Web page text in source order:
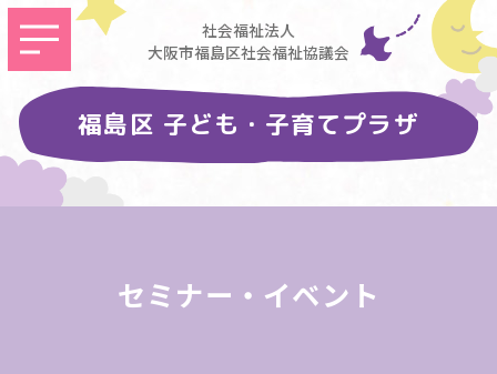
社会福祉法人
大阪市福島区社会福祉協議会
福島区 子ども・子育てプラザ
セミナー・イベント